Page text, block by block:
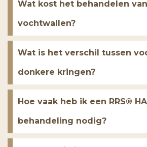
Wat kost het behandelen van
vochtwallen?
Wat is het verschil tussen
donkere kringen?
Hoe vaak heb ik een RRS®
behandeling nodig?